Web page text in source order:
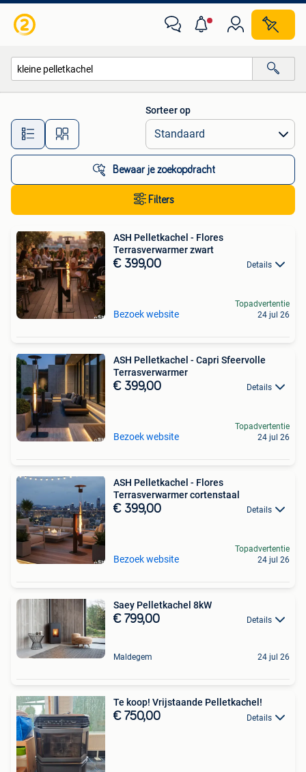
Alle afstanden…
Sorteer op
Bewaar je zoekopdracht
Filters
ASH Pelletkachel - Flores
Terrasverwarmer zwart
€ 399,00 Details
Bezoek website
Topadvertentie
24 jul 26
ASH Pelletkachel - Capri Sfeervolle
Terrasverwarmer
€ 399,00 Details
Bezoek website
Topadvertentie
24 jul 26
ASH Pelletkachel - Flores
Terrasverwarmer cortenstaal
€ 399,00 Details
Bezoek website
Topadvertentie
24 jul 26
Saey Pelletkachel 8kW
€ 799,00 Details
Maldegem 24 jul 26
Te koop! Vrijstaande Pelletkachel!
€ 750,00 Details